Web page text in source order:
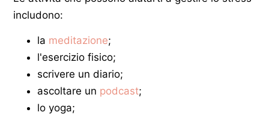
includono:
la meditazione;
l'esercizio fisico;
scrivere un diario;
ascoltare un podcast;
lo yoga;